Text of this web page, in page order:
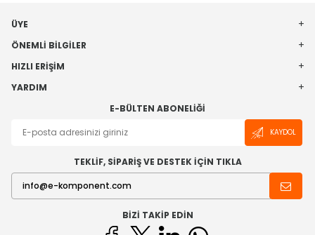
ÜYE
ÖNEMLI BILGILER
HIZLI ERIŞIM
YARDIM
E-BÜLTEN ABONELIĞI
KAYDOL
TEKLİF, SİPARİŞ VE DESTEK İÇİN TIKLA
BIZI TAKIP EDIN